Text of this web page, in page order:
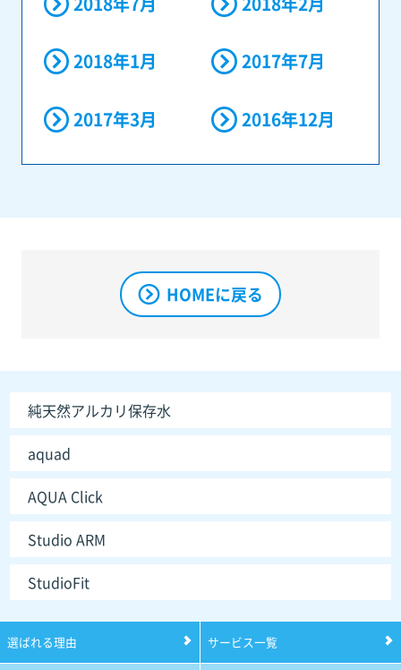
2018年1月 2017年7月
2017年3月 2016年12月
HOMEに戻る
純天然アルカリ保存水
aquad
AQUA Click
Studio ARM
StudioFit
選ばれる理由 サービス一覧